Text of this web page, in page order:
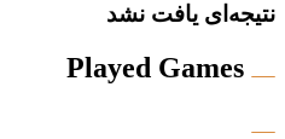
نتیجه‌ای یافت نشد
Played Games